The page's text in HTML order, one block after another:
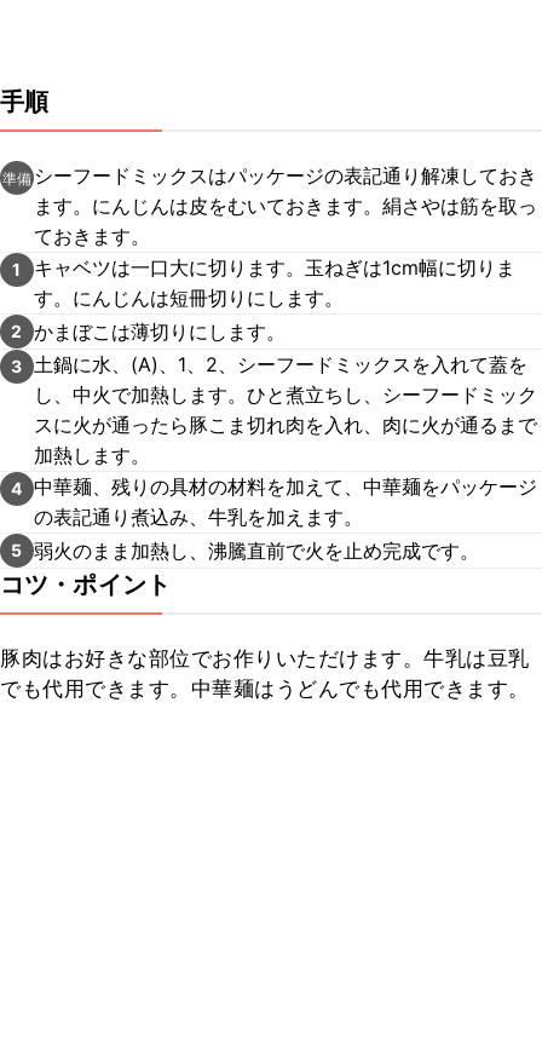
手順
準備 シーフードミックスはパッケージの表記通り解凍しておき
ます。にんじんは皮をむいておきます。絹さやは筋を取っ
ておきます。
1
キャベツは一口大に切ります。玉ねぎは1cm幅に切りま
す。にんじんは短冊切りにします。
2 かまぼこは薄切りにします。
3 土鍋に水、(A)、1、2、シーフードミックスを入れて蓋を
し、中火で加熱します。ひと煮立ちし、シーフードミック
スに火が通ったら豚こま切れ肉を入れ、肉に火が通るまで
加熱します。
4 中華麺、残りの具材の材料を加えて、中華麺をパッケージ
の表記通り煮込み、牛乳を加えます。
5 弱火のまま加熱し、沸騰直前で火を止め完成です。
コツ・ポイント
豚肉はお好きな部位でお作りいただけます。牛乳は豆乳
でも代用できます。中華麺はうどんでも代用できます。